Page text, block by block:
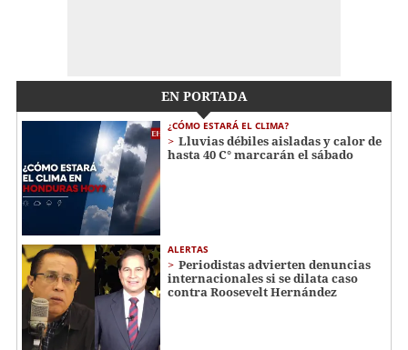
EN PORTADA
¿CÓMO ESTARÁ EL CLIMA?
Lluvias débiles aisladas y calor de
hasta 40 C° marcarán el sábado
ALERTAS
Periodistas advierten denuncias
internacionales si se dilata caso
contra Roosevelt Hernández